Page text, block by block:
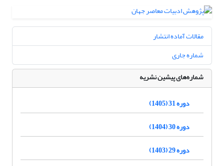
مقالات آماده انتشار
شماره جاری
شماره‌های پیشین نشریه
دوره 31 (1405)
دوره 30 (1404)
دوره 29 (1403)